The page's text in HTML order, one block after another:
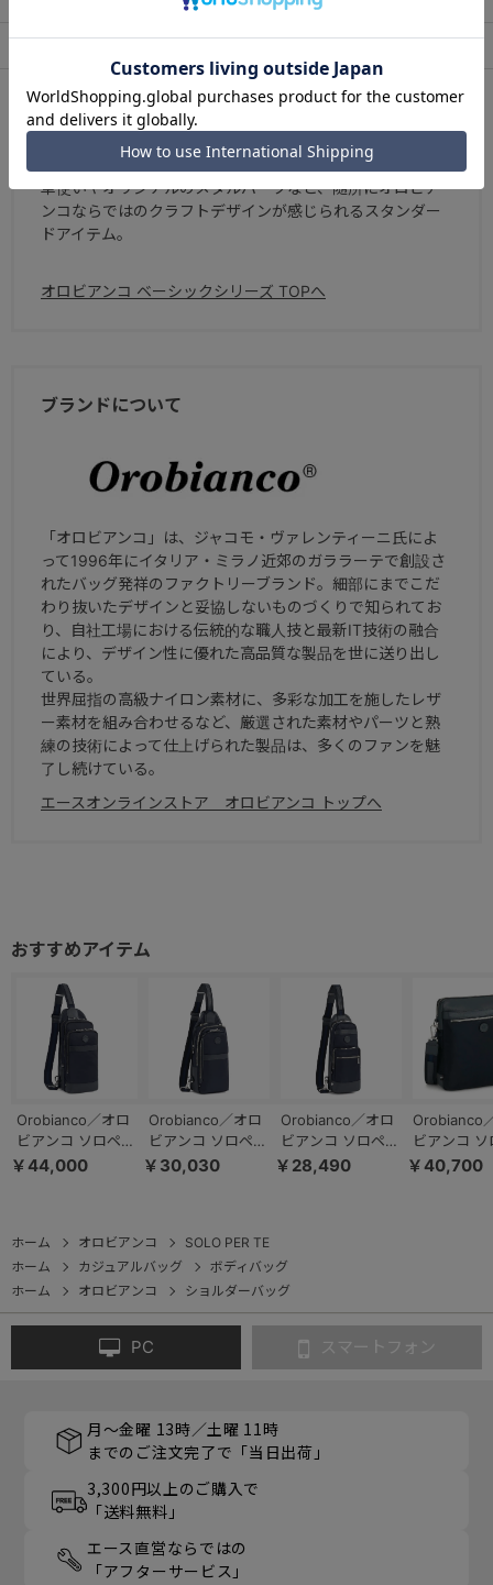
シリーズについて
革使いやオリジナルのメタルパーツなど、随所にオロビア
ンコならではのクラフトデザインが感じられるスタンダー
ドアイテム。
オロビアンコ ベーシックシリーズ TOPへ
ブランドについて
「オロビアンコ」は、ジャコモ・ヴァレンティーニ氏によ
って1996年にイタリア・ミラノ近郊のガララーテで創設さ
れたバッグ発祥のファクトリーブランド。細部にまでこだ
わり抜いたデザインと妥協しないものづくりで知られてお
り、自社工場における伝統的な職人技と最新IT技術の融合
により、デザイン性に優れた高品質な製品を世に送り出し
ている。
世界屈指の高級ナイロン素材に、多彩な加工を施したレザ
ー素材を組み合わせるなど、厳選された素材やパーツと熟
練の技術によって仕上げられた製品は、多くのファンを魅
了し続けている。
エースオンラインストア オロビアンコ トップへ
Orobianco／オロ
ビアンコ ソロペル
テ ボディバッグ
￥44,000
Orobianco／オロ
ビアンコ ソロペル
テ ボディバッグ
￥30,030
Orobianco／オロ
ビアンコ ソロペル
テ ボディバッグ
￥28,490
Orobianco
ビアンコ ソ
テ ショルダ
￥40,700
ホーム オロビアンコ
SOLO PER TE
ホーム
カジュアルバッグ
ボディバッグ
ホーム
オロビアンコ ショルダーバッグ
PC スマートフォン
月～金曜 13時／土曜 11時
までのご注文完了で「当日出荷」
3,300円以上のご購入で
「送料無料」
エース直営ならではの
「アフターサービス」